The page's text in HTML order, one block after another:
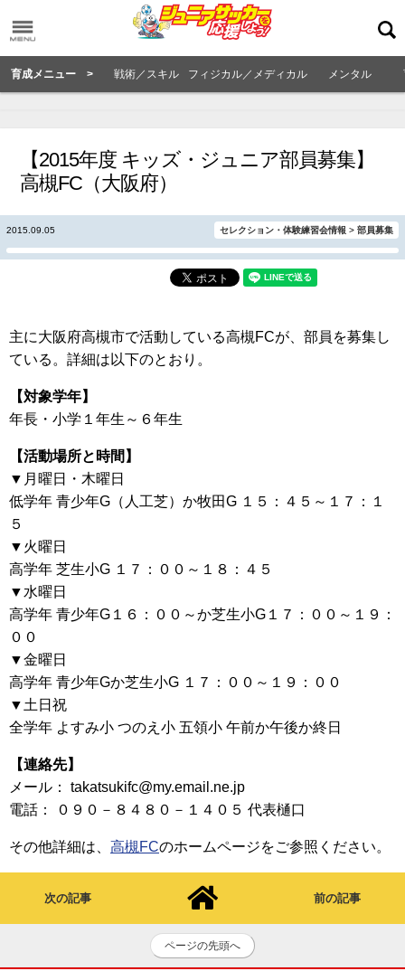
育成メニュー > 戦術／スキル フィジカル／メディカル メンタル
【2015年度 キッズ・ジュニア部員募集】
高槻FC（大阪府）
2015.09.05 セレクション・体験練習会情報 > 部員募集
主に大阪府高槻市で活動している高槻FCが、部員を募集し
ている。詳細は以下のとおり。
【対象学年】
年長・小学１年生～６年生
【活動場所と時間】
▼月曜日・木曜日
低学年 青少年G（人工芝）か牧田G １５：４５～１７：１
５
▼火曜日
高学年 芝生小G １７：００～１８：４５
▼水曜日
高学年 青少年G１６：００～か芝生小G１７：００～１９：
００
▼金曜日
高学年 青少年Gか芝生小G １７：００～１９：００
▼土日祝
全学年 よすみ小 つのえ小 五領小 午前か午後か終日
【連絡先】
メール： takatsukifc@my.email.ne.jp
電話： ０９０－８４８０－１４０５ 代表樋口
その他詳細は、 高槻FCのホームページをご参照ください。
次の記事 前の記事
ページの先頭へ